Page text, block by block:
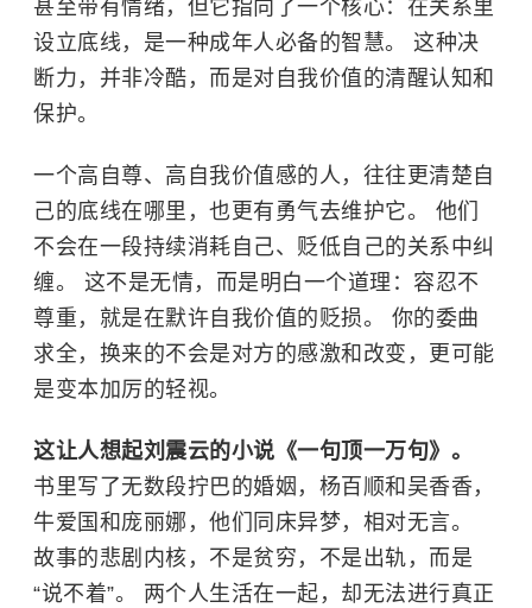
甚至带有情绪，但它指向了一个核心：在关系里
设立底线，是一种成年人必备的智慧。 这种决
断力，并非冷酷，而是对自我价值的清醒认知和
保护。
一个高自尊、高自我价值感的人，往往更清楚自
己的底线在哪里，也更有勇气去维护它。 他们
不会在一段持续消耗自己、贬低自己的关系中纠
缠。 这不是无情，而是明白一个道理：容忍不
尊重，就是在默许自我价值的贬损。 你的委曲
求全，换来的不会是对方的感激和改变，更可能
是变本加厉的轻视。
这让人想起刘震云的小说《一句顶一万句》。
书里写了无数段拧巴的婚姻，杨百顺和吴香香，
牛爱国和庞丽娜，他们同床异梦，相对无言。
故事的悲剧内核，不是贫穷，不是出轨，而是
“说不着”。 两个人生活在一起，却无法进行真正